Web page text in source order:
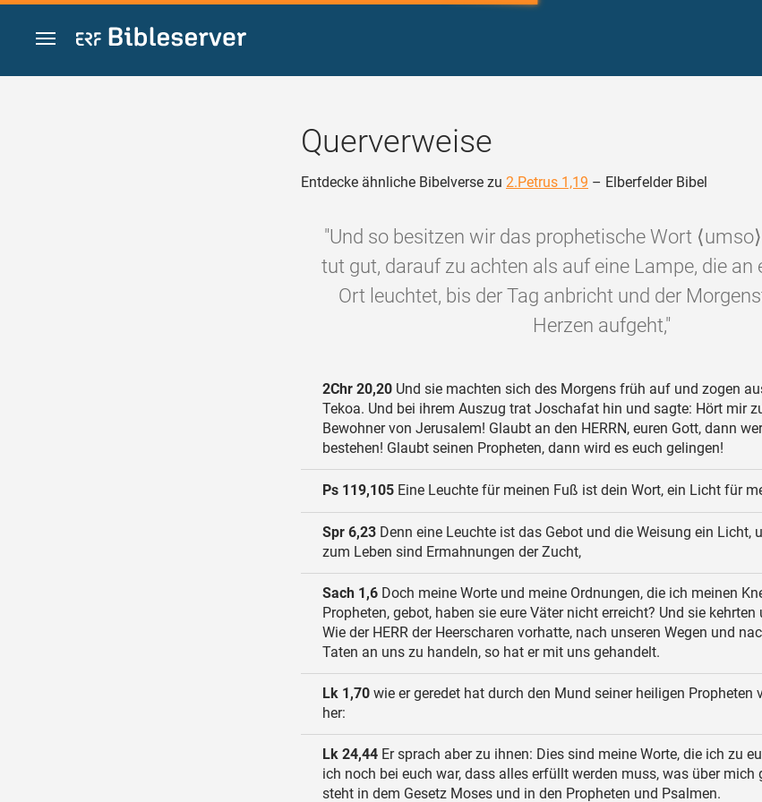
Zum Inhalt springen
Querverweise
Entdecke ähnliche Bibelverse zu 2.Petrus 1,19 – Elberfelder Bibel
"Und so besitzen wir das prophetische Wort
tut gut, darauf zu achten als auf eine Lampe, die an
Ort leuchtet, bis der Tag anbricht und der
Herzen aufgeht,"
2Chr 20,20 Und sie machten sich des Morgens früh auf und zogen
Tekoa. Und bei ihrem Auszug trat Joschafat hin und sagte: Hört mir
Bewohner von Jerusalem! Glaubt an den HERRN, euren Gott, dann
bestehen! Glaubt seinen Propheten, dann wird es euch gelingen!
Ps 119,105 Eine Leuchte für meinen Fuß ist dein Wort, ein Licht für
Spr 6,23 Denn eine Leuchte ist das Gebot und die Weisung ein Licht,
zum Leben sind Ermahnungen der Zucht,
Sach 1,6 Doch meine Worte und meine Ordnungen, die ich meinen
Propheten, gebot, haben sie eure Väter nicht erreicht? Und sie
Wie der HERR der Heerscharen vorhatte, nach unseren Wegen und
Taten an uns zu handeln, so hat er mit uns gehandelt.
Lk 1,70 wie er geredet hat durch den Mund seiner heiligen Propheten
her:
Lk 24,44 Er sprach aber zu ihnen: Dies sind meine Worte, die ich zu
ich noch bei euch war, dass alles erfüllt werden muss, was über mich
steht in dem Gesetz Moses und in den Propheten und Psalmen.